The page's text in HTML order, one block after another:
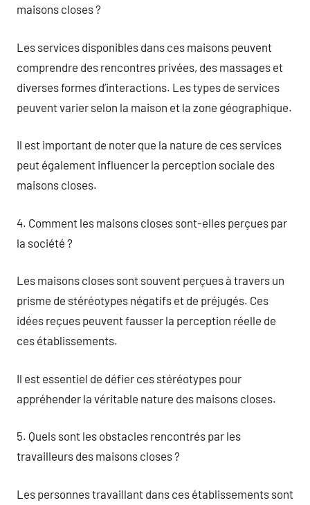
maisons closes ?
Les services disponibles dans ces maisons peuvent
comprendre des rencontres privées, des massages et
diverses formes d’interactions. Les types de services
peuvent varier selon la maison et la zone géographique.
Il est important de noter que la nature de ces services
peut également influencer la perception sociale des
maisons closes.
4. Comment les maisons closes sont-elles perçues par
la société ?
Les maisons closes sont souvent perçues à travers un
prisme de stéréotypes négatifs et de préjugés. Ces
idées reçues peuvent fausser la perception réelle de
ces établissements.
Il est essentiel de défier ces stéréotypes pour
appréhender la véritable nature des maisons closes.
5. Quels sont les obstacles rencontrés par les
travailleurs des maisons closes ?
Les personnes travaillant dans ces établissements sont